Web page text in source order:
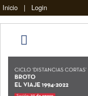
Inicio | Login